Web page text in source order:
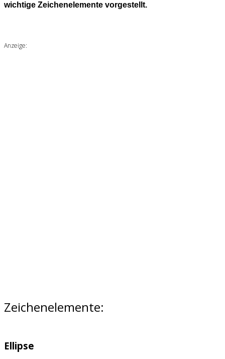
wichtige Zeichenelemente vorgestellt.
Anzeige:
Zeichenelemente:
Ellipse